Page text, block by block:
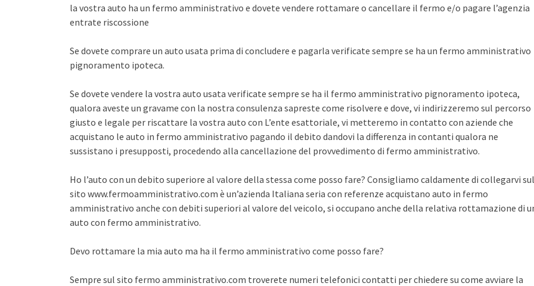
la vostra auto ha un fermo amministrativo e dovete vendere rottamare o cancellare il fermo e/o pagare l’agenzia
entrate riscossione
Se dovete comprare un auto usata prima di concludere e pagarla verificate sempre se ha un fermo amministrativo
pignoramento ipoteca.
Se dovete vendere la vostra auto usata verificate sempre se ha il fermo amministrativo pignoramento ipoteca,
qualora aveste un gravame con la nostra consulenza sapreste come risolvere e dove, vi indirizzeremo sul percorso
giusto e legale per riscattare la vostra auto con L’ente esattoriale, vi metteremo in contatto con aziende che
acquistano le auto in fermo amministrativo pagando il debito dandovi la differenza in contanti qualora ne
sussistano i presupposti, procedendo alla cancellazione del provvedimento di fermo amministrativo.
Ho l’auto con un debito superiore al valore della stessa come posso fare? Consigliamo caldamente di collegarvi sul
sito www.fermoamministrativo.com è un’azienda Italiana seria con referenze acquistano auto in fermo
amministrativo anche con debiti superiori al valore del veicolo, si occupano anche della relativa rottamazione di
auto con fermo amministrativo.
Devo rottamare la mia auto ma ha il fermo amministrativo come posso fare?
Sempre sul sito fermo amministrativo.com troverete numeri telefonici contatti per chiedere su come avviare la